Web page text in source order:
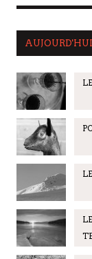
AUJOURD'HUI